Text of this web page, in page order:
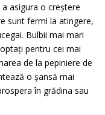
asigura o creștere
sunt fermi la atingere,
Bulbii mai mari
pentru cei mai
de la pepiniere de
o șansă mai
în grădina sau